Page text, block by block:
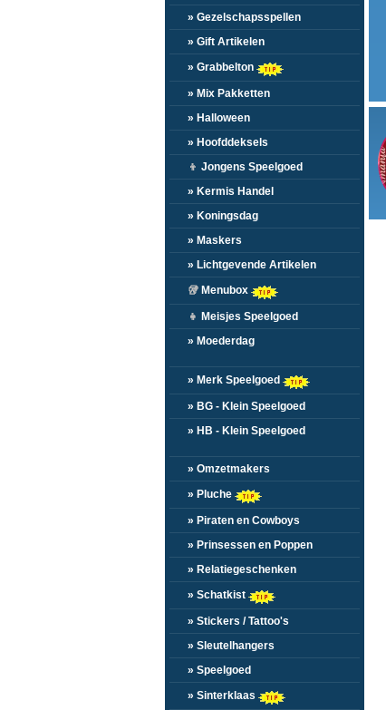
» Gezelschapsspellen
» Gift Artikelen
» Grabbelton
» Mix Pakketten
» Halloween
» Hoofddeksels
👦 Jongens Speelgoed
» Kermis Handel
» Koningsdag
» Maskers
» Lichtgevende Artikelen
🥡 Menubox
👧 Meisjes Speelgoed
» Moederdag
» Merk Speelgoed
» BG - Klein Speelgoed
» HB - Klein Speelgoed
» Omzetmakers
» Pluche
» Piraten en Cowboys
» Prinsessen en Poppen
» Relatiegeschenken
» Schatkist
» Stickers / Tattoo's
» Sleutelhangers
» Speelgoed
» Sinterklaas